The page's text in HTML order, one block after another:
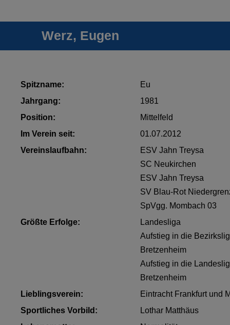
Werz, Eugen
Spitzname:
Eu
Jahrgang:
1981
Position:
Mittelfeld
Im Verein seit:
01.07.2012
Vereinslaufbahn:
ESV Jahn Treysa
SC Neukirchen
ESV Jahn Treysa
SV Blau-Rot
SpVgg. Mombach 03
Größte Erfolge:
Landesliga
Aufstieg in die
Bretzenheim
Aufstieg in die
Bretzenheim
Lieblingsverein:
Eintracht Frankfurt und
Sportliches Vorbild:
Lothar Matthäus